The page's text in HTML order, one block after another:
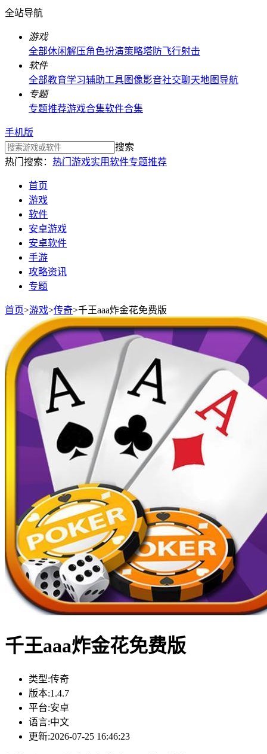
全站导航
游戏
全部休闲解压角色扮演策略塔防飞行射击
软件
全部教育学习辅助工具图像影音社交聊天地图导航
专题
专题推荐游戏合集软件合集
手机版
搜索
热门搜索： 热门游戏实用软件专题推荐
首页
游戏
软件
安卓游戏
安卓软件
手游
攻略资讯
专题
首页>游戏>传奇>千王aaa炸金花免费版
千王aaa炸金花免费版
类型:传奇
版本:1.4.7
平台:安卓
语言:中文
更新:2026-07-25 16:46:23